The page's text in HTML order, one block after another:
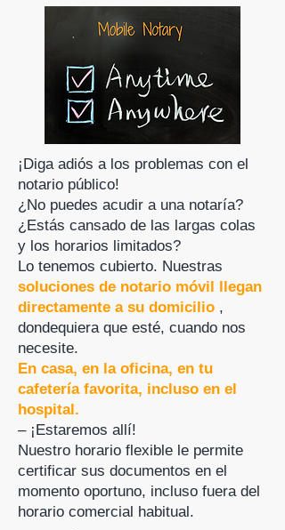
¡Diga adiós a los problemas con el
notario público!
¿No puedes acudir a una notaría?
¿Estás cansado de las largas colas
y los horarios limitados?
Lo tenemos cubierto. Nuestras
soluciones de notario móvil llegan
directamente a su domicilio ,
dondequiera que esté, cuando nos
necesite.
En casa, en la oficina, en tu
cafetería favorita, incluso en el
hospital.
– ¡Estaremos allí!
Nuestro horario flexible le permite
certificar sus documentos en el
momento oportuno, incluso fuera del
horario comercial habitual.